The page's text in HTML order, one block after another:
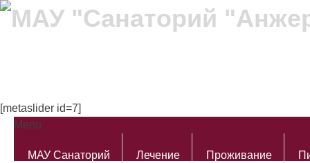
[metaslider id=7]
Menu
Skip to content
МАУ Санаторий Лечение Проживание